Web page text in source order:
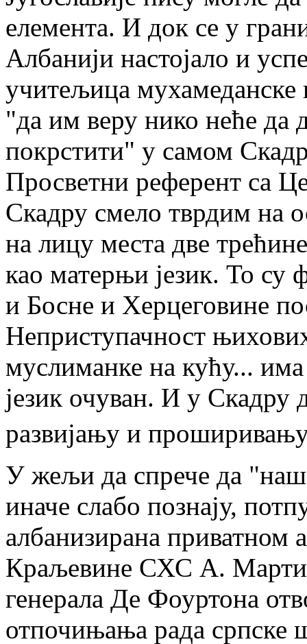
елемента. И док се у
Албанији настојало и
учитељица
"да им веру нико неће да
покрстити" у самом
Просветни референт са
Скадру смело тврдим на
на лицу места две
као матерњи језик. То су
и Босне и Херцеговине
Неприступачност
муслиманке на кућу...
језик очуван. И у Скадру
развијању и
У жељи да спрече да
иначе слабо познају,
албанизирана приватном
Краљевине СХС А.
генерала Де Фоуртона
отпочињања рада српске